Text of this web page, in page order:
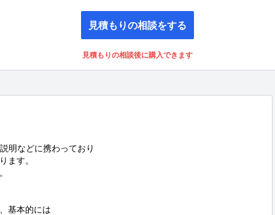
見積もりの相談をする
見積もりの相談後に購入できます
明などに携わっており
ます。
基本的には